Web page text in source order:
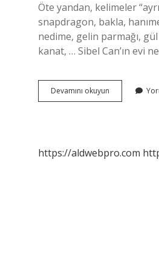
Öte yandan, kelimeler
snapdragon, bakla,
nedime, gelin parmağı,
kanat, … Sibel Can’ın evi
Devamını okuyun
Evi
https://aldwebpro.com